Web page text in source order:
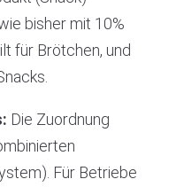
bisher mit 10%
für Brötchen, und
Die Zuordnung
Für Betriebe